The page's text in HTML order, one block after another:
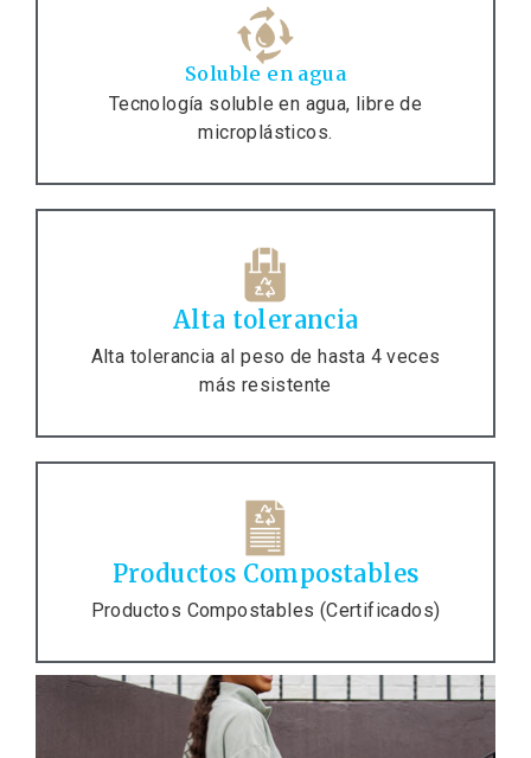
Soluble en agua
Tecnología soluble en agua, libre de
microplásticos.
Alta tolerancia
Alta tolerancia al peso de hasta 4 veces
más resistente
Productos Compostables
Productos Compostables (Certificados)